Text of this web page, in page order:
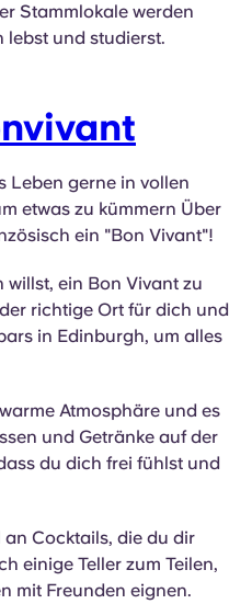
Stammlokale werden
lebst und studierst.
Leben gerne in vollen
etwas zu kümmern Über
ein "Bon Vivant"!
ein Bon Vivant zu
richtige Ort für dich und
in Edinburgh, um alles
Atmosphäre und es
und Getränke auf der
du dich frei fühlst und
an Cocktails, die du dir
einige Teller zum Teilen,
mit Freunden eignen.